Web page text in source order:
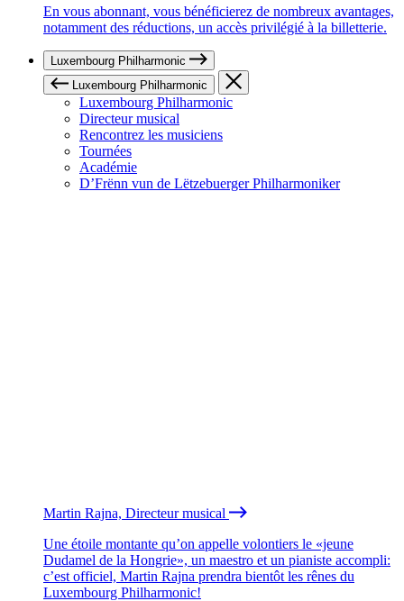
En vous abonnant, vous bénéficierez de nombreux avantages,
notamment des réductions, un accès privilégié à la billetterie.
Luxembourg Philharmonic
Luxembourg Philharmonic
Luxembourg Philharmonic
Directeur musical
Rencontrez les musiciens
Tournées
Académie
D’Frënn vun de Lëtzebuerger Philharmoniker
Martin Rajna, Directeur musical
Une étoile montante qu’on appelle volontiers le «jeune
Dudamel de la Hongrie», un maestro et un pianiste accompli:
c’est officiel, Martin Rajna prendra bientôt les rênes du
Luxembourg Philharmonic!